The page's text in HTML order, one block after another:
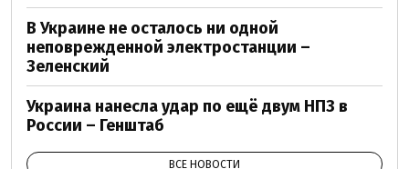
В Украине не осталось ни одной
неповрежденной электростанции –
Зеленский
Украина нанесла удар по ещё двум НПЗ в
России – Генштаб
ВСЕ НОВОСТИ